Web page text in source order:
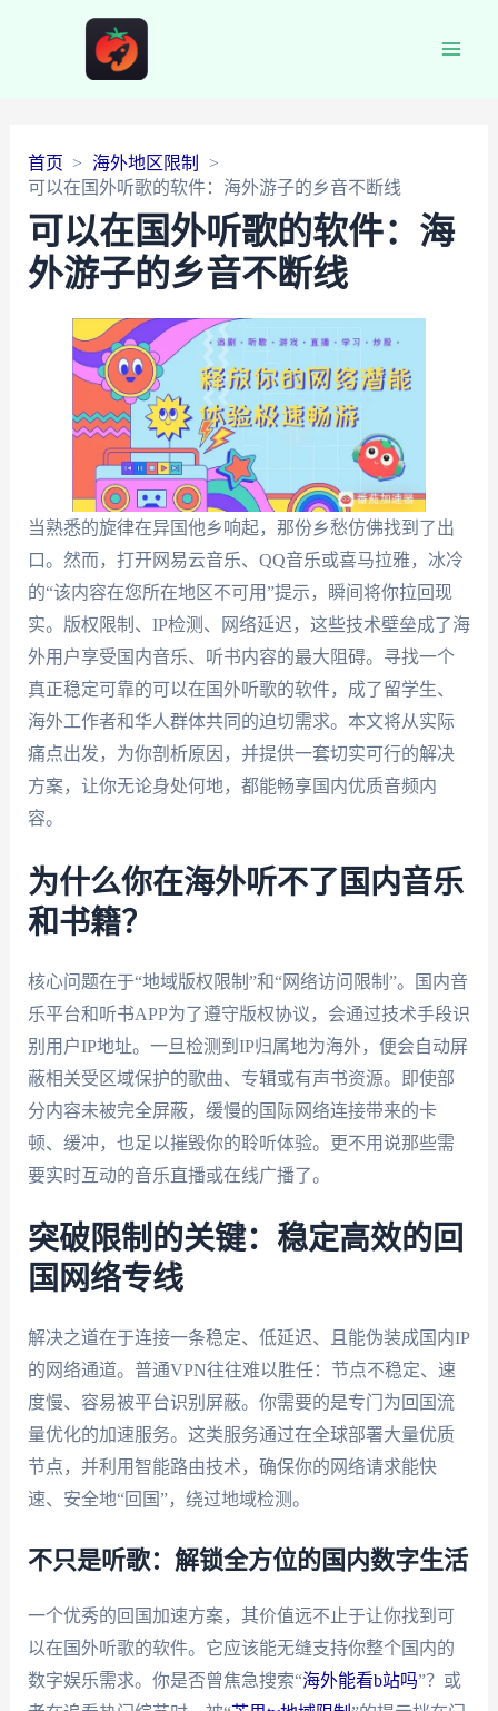
首页
海外地区限制
可以在国外听歌的软件：海外游子的乡音不断线
可以在国外听歌的软件：海
外游子的乡音不断线
当熟悉的旋律在异国他乡响起，那份乡愁仿佛找到了出
口。然而，打开网易云音乐、QQ音乐或喜马拉雅，冰冷
的“该内容在您所在地区不可用”提示，瞬间将你拉回现
实。版权限制、IP检测、网络延迟，这些技术壁垒成了海
外用户享受国内音乐、听书内容的最大阻碍。寻找一个
真正稳定可靠的可以在国外听歌的软件，成了留学生、
海外工作者和华人群体共同的迫切需求。本文将从实际
痛点出发，为你剖析原因，并提供一套切实可行的解决
方案，让你无论身处何地，都能畅享国内优质音频内
容。
为什么你在海外听不了国内音乐
和书籍？
核心问题在于“地域版权限制”和“网络访问限制”。国内音
乐平台和听书APP为了遵守版权协议，会通过技术手段识
别用户IP地址。一旦检测到IP归属地为海外，便会自动屏
蔽相关受区域保护的歌曲、专辑或有声书资源。即使部
分内容未被完全屏蔽，缓慢的国际网络连接带来的卡
顿、缓冲，也足以摧毁你的聆听体验。更不用说那些需
要实时互动的音乐直播或在线广播了。
突破限制的关键：稳定高效的回
国网络专线
解决之道在于连接一条稳定、低延迟、且能伪装成国内IP
的网络通道。普通VPN往往难以胜任：节点不稳定、速
度慢、容易被平台识别屏蔽。你需要的是专门为回国流
量优化的加速服务。这类服务通过在全球部署大量优质
节点，并利用智能路由技术，确保你的网络请求能快
速、安全地“回国”，绕过地域检测。
不只是听歌：解锁全方位的国内数字生活
一个优秀的回国加速方案，其价值远不止于让你找到可
以在国外听歌的软件。它应该能无缝支持你整个国内的
数字娱乐需求。你是否曾焦急搜索“海外能看b站吗”？或